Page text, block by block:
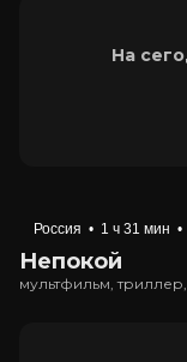
На
Россия • 1 ч 31 мин •
Непокой
мультфильм,